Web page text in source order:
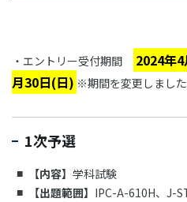
・エントリー受付期間 2024年
月30日(日) ※期間を変更しました
1次予選
【内容】 学科試験
【出題範囲】 IPC-A-610H、J-